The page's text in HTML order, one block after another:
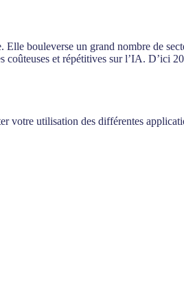
bouleverse un grand nombre de
et répétitives sur l’IA. D’ici
utilisation des différentes